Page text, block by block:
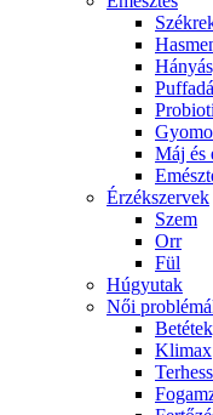
Máj és
Érzékszervek
Szem
Orr
Fül
Húgyutak
Női
Klimax